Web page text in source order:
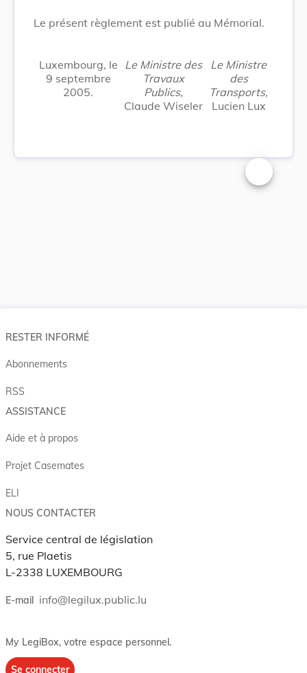
Le présent règlement est publié au Mémorial.
Luxembourg, le
9 septembre
2005.
Le Ministre des
Travaux
Publics,
Claude Wiseler
Le Ministre
des
Transports,
Lucien Lux
Changer la
RESTER INFORMÉ
Abonnements
RSS
ASSISTANCE
Aide et à propos
Projet Casemates
ELI
NOUS CONTACTER
Service central de législation
5, rue Plaetis
L-2338 LUXEMBOURG
E-mail info@legilux.public.lu
My LegiBox, votre espace personnel.
Se connecter